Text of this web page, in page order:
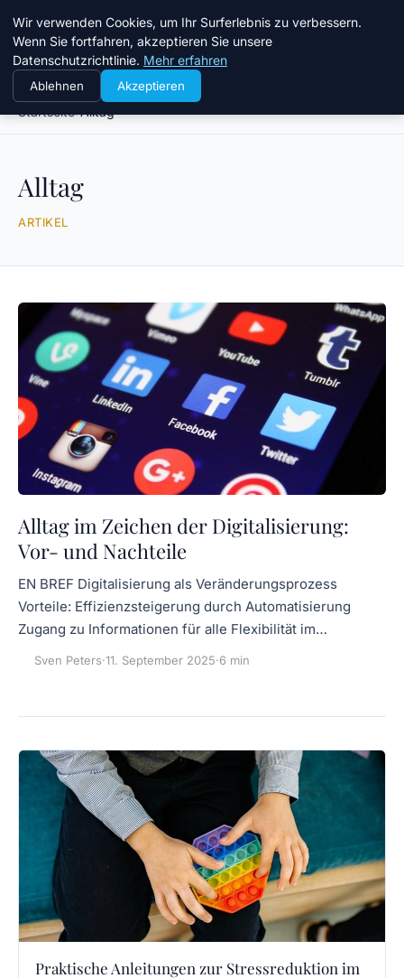
Taz Nrw
Startseite Alltag
Alltag
ARTIKEL
Alltag im Zeichen der Digitalisierung:
Vor- und Nachteile
EN BREF Digitalisierung als Veränderungsprozess
Vorteile: Effizienzsteigerung durch Automatisierung
Zugang zu Informationen für alle Flexibilität im…
Sven Peters·11. September 2025·6 min
Praktische Anleitungen zur Stressreduktion im
Wir verwenden Cookies, um Ihr Surferlebnis zu verbessern.
Wenn Sie fortfahren, akzeptieren Sie unsere
Datenschutzrichtlinie. Mehr erfahren
Ablehnen Akzeptieren